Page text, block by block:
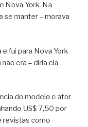
Nova York. Na
se manter – morava
fui para Nova York
era – diria ela
do modelo e ator
US$ 7,50 por
revistas como